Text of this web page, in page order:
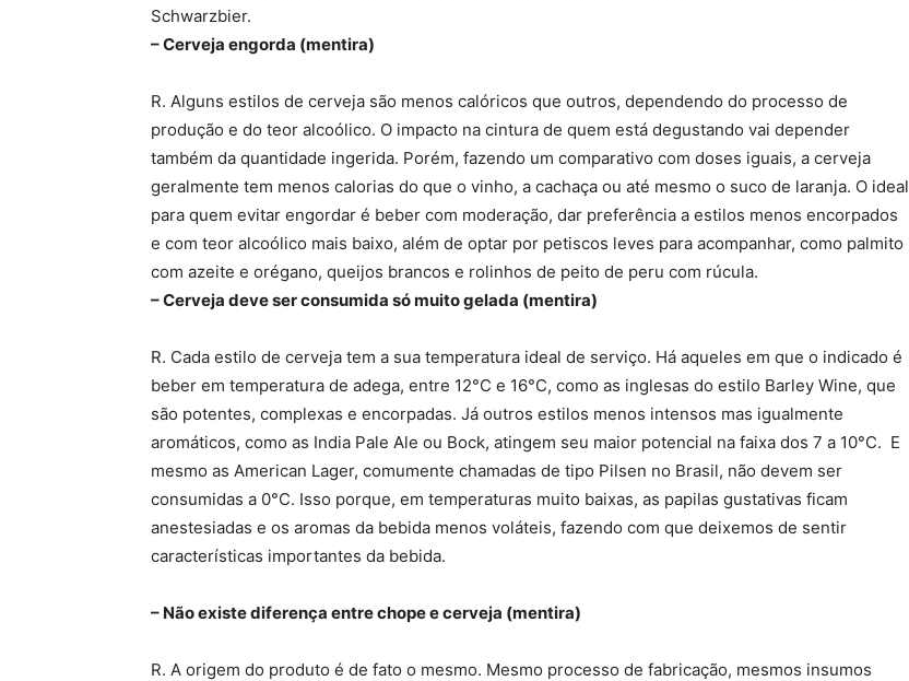
Schwarzbier.
– Cerveja engorda (mentira)
R. Alguns estilos de cerveja são menos calóricos que outros, dependendo do processo de
produção e do teor alcoólico. O impacto na cintura de quem está degustando vai depender
também da quantidade ingerida. Porém, fazendo um comparativo com doses iguais, a cerveja
geralmente tem menos calorias do que o vinho, a cachaça ou até mesmo o suco de laranja. O ideal
para quem evitar engordar é beber com moderação, dar preferência a estilos menos encorpados
e com teor alcoólico mais baixo, além de optar por petiscos leves para acompanhar, como palmito
com azeite e orégano, queijos brancos e rolinhos de peito de peru com rúcula.
– Cerveja deve ser consumida só muito gelada (mentira)
R. Cada estilo de cerveja tem a sua temperatura ideal de serviço. Há aqueles em que o indicado é
beber em temperatura de adega, entre 12°C e 16°C, como as inglesas do estilo Barley Wine, que
são potentes, complexas e encorpadas. Já outros estilos menos intensos mas igualmente
aromáticos, como as India Pale Ale ou Bock, atingem seu maior potencial na faixa dos 7 a 10°C. E
mesmo as American Lager, comumente chamadas de tipo Pilsen no Brasil, não devem ser
consumidas a 0°C. Isso porque, em temperaturas muito baixas, as papilas gustativas ficam
anestesiadas e os aromas da bebida menos voláteis, fazendo com que deixemos de sentir
características importantes da bebida.
– Não existe diferença entre chope e cerveja (mentira)
R. A origem do produto é de fato o mesmo. Mesmo processo de fabricação, mesmos insumos